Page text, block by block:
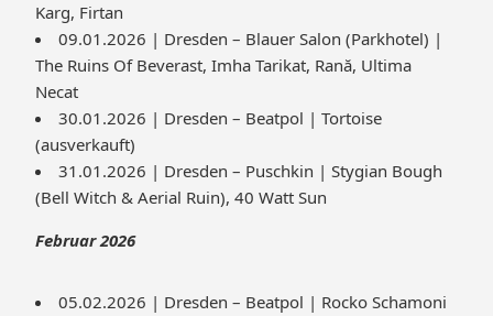
Karg, Firtan
09.01.2026 | Dresden – Blauer Salon (Parkhotel) |
The Ruins Of Beverast, Imha Tarikat, Rană, Ultima
Necat
30.01.2026 | Dresden – Beatpol | Tortoise
(ausverkauft)
31.01.2026 | Dresden – Puschkin | Stygian Bough
(Bell Witch & Aerial Ruin), 40 Watt Sun
Februar 2026
05.02.2026 | Dresden – Beatpol | Rocko Schamoni